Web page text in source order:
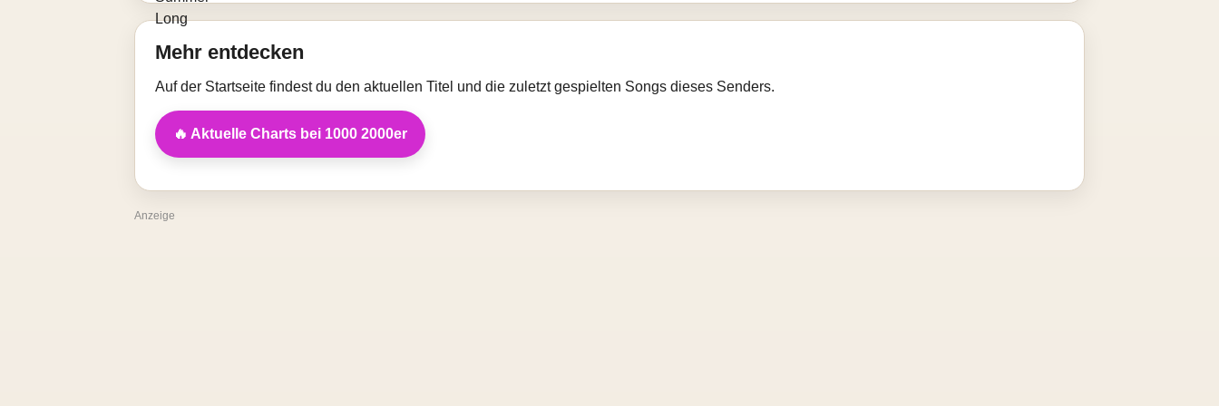
Mehr entdecken
Auf der Startseite findest du den aktuellen Titel und die zuletzt gespielten Songs dieses Senders.
🔥 Aktuelle Charts bei 1000 2000er
Anzeige